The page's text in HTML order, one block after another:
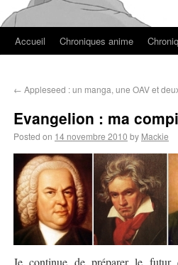
Accueil Chroniques anime
← Appleseed : un manga, une OAV et
Evangelion : ma
Posted on 14 novembre 2010 by Mackie